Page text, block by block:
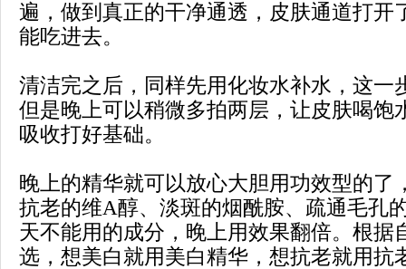
遍，做到真正的干净通透，皮肤通道打开
能吃进去。
清洁完之后，同样先用化妆水补水，这一
但是晚上可以稍微多拍两层，让皮肤喝饱
吸收打好基础。
晚上的精华就可以放心大胆用功效型的了
抗老的维A醇、淡斑的烟酰胺、疏通毛孔
天不能用的成分，晚上用效果翻倍。根据
选，想美白就用美白精华，想抗老就用抗